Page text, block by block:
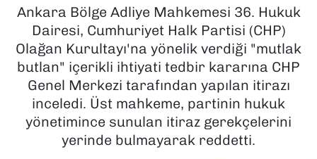
Ankara Bölge Adliye Mahkemesi 36. Hukuk
Dairesi, Cumhuriyet Halk Partisi (CHP)
Olağan Kurultayı'na yönelik verdiği "mutlak
butlan" içerikli ihtiyati tedbir kararına CHP
Genel Merkezi tarafından yapılan itirazı
inceledi. Üst mahkeme, partinin hukuk
yönetimince sunulan itiraz gerekçelerini
yerinde bulmayarak reddetti.
KÜLTÜR SANAT
MAGAZİN
POLİTİKA
SAĞLIK
SPOR
Son Dakika Haberleri
Haber Arşivi